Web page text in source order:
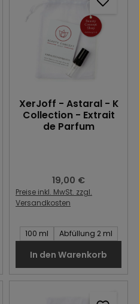
XerJoff - Astaral - K
Collection - Extrait
de Parfum
Regulärer Preis:
19,00 €
Preise inkl. MwSt. zzgl.
Versandkosten
Inhalt des Artikel:
100 ml Abfüllung 2 ml
In den Warenkorb